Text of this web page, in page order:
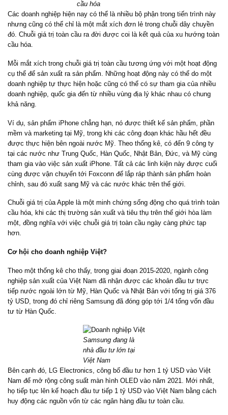
cầu hóa
Các doanh nghiệp hiện nay có thể là nhiều bộ phận trong tiến trình này
nhưng cũng có thể chỉ là một mắt xích đơn lẻ trong chuỗi dây chuyền
đó. Chuỗi giá trị toàn cầu ra đời được coi là kết quả của xu hướng toàn
cầu hóa.
Mỗi mắt xích trong chuỗi giá trị toàn cầu tương ứng với một hoạt động
cụ thể để sản xuất ra sản phẩm. Những hoạt động này có thể do một
doanh nghiệp tự thực hiện hoặc cũng có thể có sự tham gia của nhiều
doanh nghiệp, quốc gia đến từ nhiều vùng địa lý khác nhau có chung
khả năng.
Ví dụ, sản phẩm iPhone chẳng hạn, nó được thiết kế sản phẩm, phần
mềm và marketing tại Mỹ, trong khi các công đoạn khác hầu hết đều
được thực hiện bên ngoài nước Mỹ. Theo thống kê, có đến 9 công ty
tại các nước như Trung Quốc, Hàn Quốc, Nhật Bản, Đức, và Mỹ cùng
tham gia vào việc sản xuất iPhone. Tất cả các linh kiện này được cuối
cùng được vận chuyển tới Foxconn để lắp ráp thành sản phẩm hoàn
chỉnh, sau đó xuất sang Mỹ và các nước khác trên thế giới.
Chuỗi giá trị của Apple là một minh chứng sống động cho quá trình toàn
cầu hóa, khi các thị trường sản xuất và tiêu thụ trên thế giới hòa làm
một, đồng nghĩa với việc chuỗi giá trị toàn cầu ngày càng phức tạp
hơn.
Cơ hội cho doanh nghiệp Việt?
Theo một thống kê cho thấy, trong giai đoạn 2015-2020, ngành công
nghiệp sản xuất của Việt Nam đã nhận được các khoản đầu tư trực
tiếp nước ngoài lớn từ Mỹ, Hàn Quốc và Nhật Bản với tổng trị giá 376
tỷ USD, trong đó chỉ riêng Samsung đã đóng góp tới 1/4 tổng vốn đầu
tư từ Hàn Quốc.
Samsung đang là
nhà đầu tư lớn tại
Việt Nam
Bên cạnh đó, LG Electronics, công bố đầu tư hơn 1 tỷ USD vào Việt
Nam để mở rộng công suất màn hình OLED vào năm 2021. Mới nhất,
họ tiếp tục lên kế hoạch đầu tư tiếp 1 tỷ USD vào Việt Nam bằng cách
huy động các nguồn vốn từ các ngân hàng đầu tư toàn cầu.